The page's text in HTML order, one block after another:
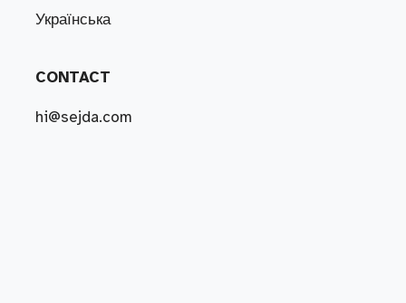
Українська
CONTACT
hi@sejda.com